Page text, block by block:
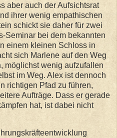
aber auch der Aufsichtsrat
ihrer wenig empathischen
schickt sie daher für zwei
Seminar bei dem bekannten
einem kleinen Schloss in
sich Marlene auf den Weg
möglichst wenig aufzufallen
im Weg. Alex ist dennoch
richtigen Pfad zu führen,
Aufträge. Dass er gerade
hat, ist dabei nicht